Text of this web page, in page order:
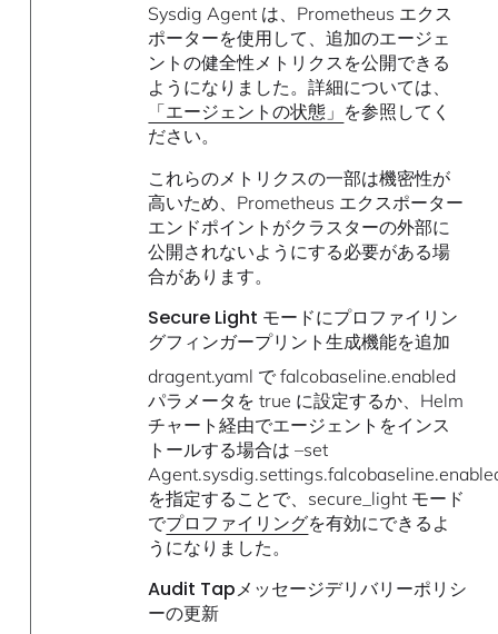
Sysdig Agent は、Prometheus エクス
ポーターを使用して、追加のエージェ
ントの健全性メトリクスを公開できる
ようになりました。詳細については、
「エージェントの状態」 を参照してく
ださい。
これらのメトリクスの一部は機密性が
高いため、Prometheus エクスポーター
エンドポイントがクラスターの外部に
公開されないようにする必要がある場
合があります。
Secure Light モードにプロファイリン
グフィンガープリント生成機能を追加
dragent.yaml で falcobaseline.enabled
パラメータを true に設定するか、Helm
チャート経由でエージェントをインス
トールする場合は –set
を指定することで、secure_light モード
でプロファイリングを有効にできるよ
うになりました。
Audit Tapメッセージデリバリーポリシ
ーの更新